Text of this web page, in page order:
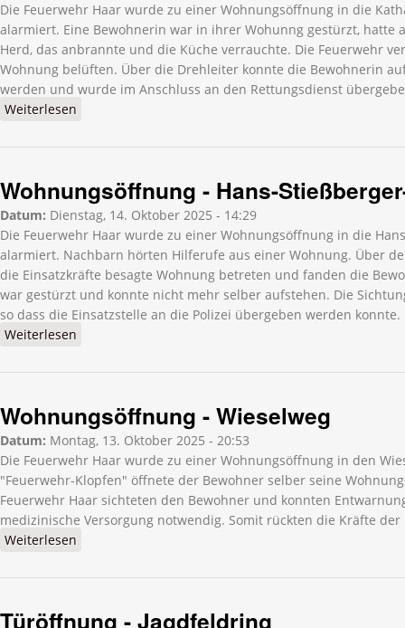
Die Feuerwehr Haar wurde zu einer Wohnungsöffnung in die
alarmiert. Eine Bewohnerin war in ihrer Wohunng gestürzt, hatte
Herd, das anbrannte und die Küche verrauchte. Die Feuerwehr
Wohnung belüften. Über die Drehleiter konnte die Bewohnerin
werden und wurde im Anschluss an den Rettungsdienst
Weiterlesen
Wohnungsöffnung - Hans-
Datum: Dienstag, 14. Oktober 2025 - 14:29
Die Feuerwehr Haar wurde zu einer Wohnungsöffnung in die
alarmiert. Nachbarn hörten Hilferufe aus einer Wohnung. Über
die Einsatzkräfte besagte Wohnung betreten und fanden die
war gestürzt und konnte nicht mehr selber aufstehen. Die
so dass die Einsatzstelle an die Polizei übergeben werden konnte.
Weiterlesen
Wohnungsöffnung - Wieselweg
Datum: Montag, 13. Oktober 2025 - 20:53
Die Feuerwehr Haar wurde zu einer Wohnungsöffnung in den
"Feuerwehr-Klopfen" öffnete der Bewohner selber seine
Feuerwehr Haar sichteten den Bewohner und konnten
medizinische Versorgung notwendig. Somit rückten die Kräfte
Weiterlesen
Türöffnung - Jagdfeldring